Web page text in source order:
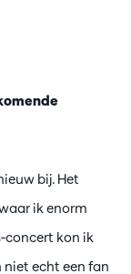
bij. Het
ik enorm
concert kon ik
niet echt een fan